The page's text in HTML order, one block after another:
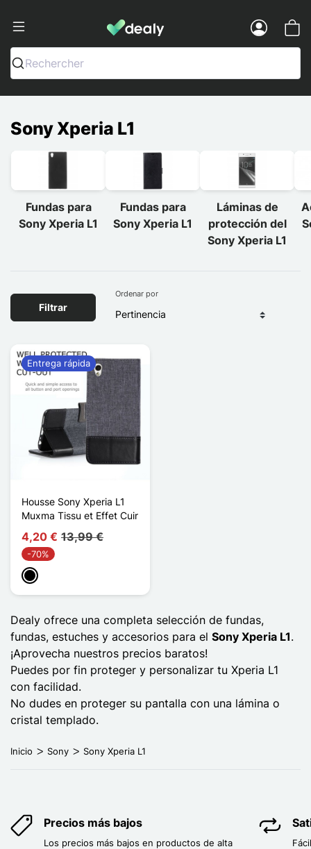
Dealy - Fundas y accesorios para
Rechercher
Sony Xperia L1
Fundas para
Sony Xperia L1
Fundas para
Sony Xperia L1
Láminas de
protección del
Sony Xperia L1
Filtrar
Ordenar por
Housse Sony Xperia L1
Muxma Tissu et Effet Cuir
4,20 € 13,99 €
-70%
Negro
Entrega rápida
Dealy ofrece una completa selección de fundas,
fundas, estuches y accesorios para el Sony Xperia L1.
¡Aprovecha nuestros precios baratos!
Puedes por fin proteger y personalizar tu Xperia L1
con facilidad.
No dudes en proteger su pantalla con una lámina o
cristal templado.
Inicio Sony Sony Xperia L1
Precios más bajos
Los precios más bajos en productos de alta